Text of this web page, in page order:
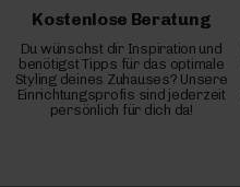
Kostenlose Beratung
Du wünschst dir Inspiration und
benötigst Tipps für das optimale
Styling deines Zuhauses? Unsere
Einrichtungsprofis sind jederzeit
persönlich für dich da!